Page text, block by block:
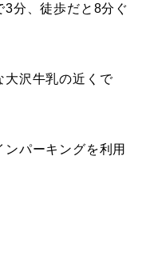
3分、徒歩だと8分ぐ
大沢牛乳の近くで
パーキングを利用